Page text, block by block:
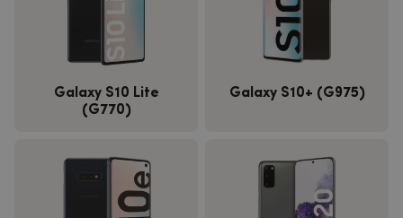
Galaxy S10 Lite
(G770)
Galaxy S10+ (G975)